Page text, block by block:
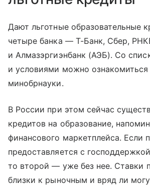
Дают льготные образовательные
четыре банка — Т-Банк, Сбер,
и Алмазэргиэнбанк (АЭБ). Со
и условиями можно ознакомиться
минобрнауки.
В России при этом сейчас
кредитов на образование,
финансового маркетплейса. Если
предоставляется с
то второй — уже без нее. Ставки
близки к рыночным и вряд ли